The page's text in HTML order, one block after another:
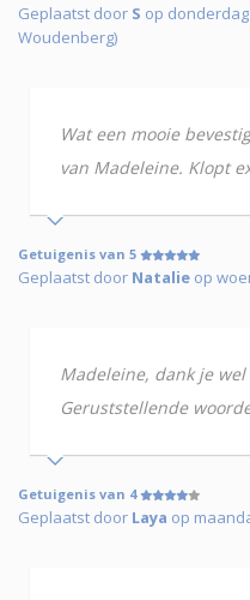
Geplaatst door S op
Woudenberg)
Wat een mooie
van Madeleine. Klopt
Getuigenis van 5
Geplaatst door Natalie op
Madeleine, dank je
Geruststellende
Getuigenis van 4
Geplaatst door Laya op